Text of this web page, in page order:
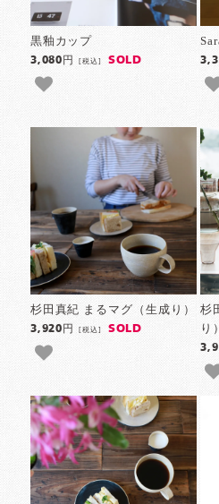
黒釉カップ
3,080円[税込] SOLD
杉田真紀 まるマグ（生成り）
3,920円[税込] SOLD
杉
り）